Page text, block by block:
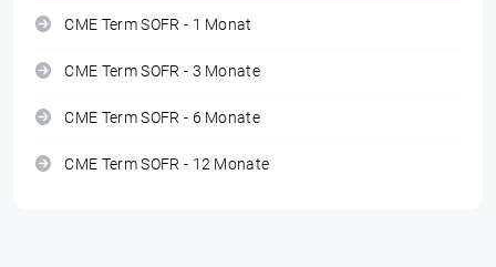
CME Term SOFR - 1 Monat
CME Term SOFR - 3 Monate
CME Term SOFR - 6 Monate
CME Term SOFR - 12 Monate